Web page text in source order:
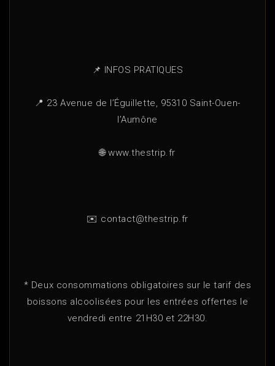
📌 INFOS PRATIQUES
📍 23 Avenue de l’Éguillette, 95310 Saint-Ouen-
l’Aumône
🌐 www.thestrip.fr
✉️ contact@thestrip.fr
* Deux consommations obligatoires sur le tarif des
boissons alcoolisées pour les entrées offertes le
vendredi entre 21H30 et 22H30.